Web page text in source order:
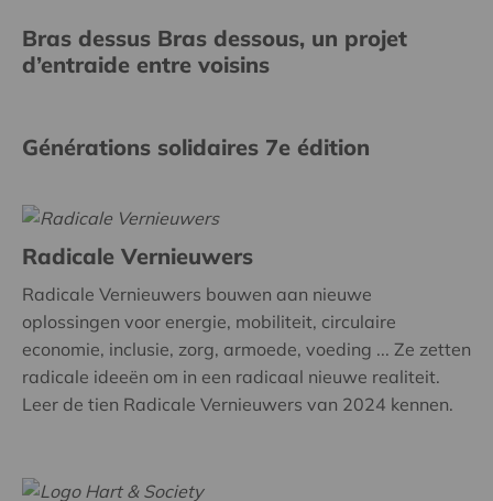
Bras dessus Bras dessous, un projet
d’entraide entre voisins
Générations solidaires 7e édition
Radicale Vernieuwers
Radicale Vernieuwers bouwen aan nieuwe
oplossingen voor energie, mobiliteit, circulaire
economie, inclusie, zorg, armoede, voeding ... Ze zetten
radicale ideeën om in een radicaal nieuwe realiteit.
Leer de tien Radicale Vernieuwers van 2024 kennen.